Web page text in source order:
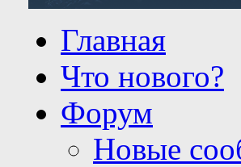
Главная
Что нового?
Форум
Новые